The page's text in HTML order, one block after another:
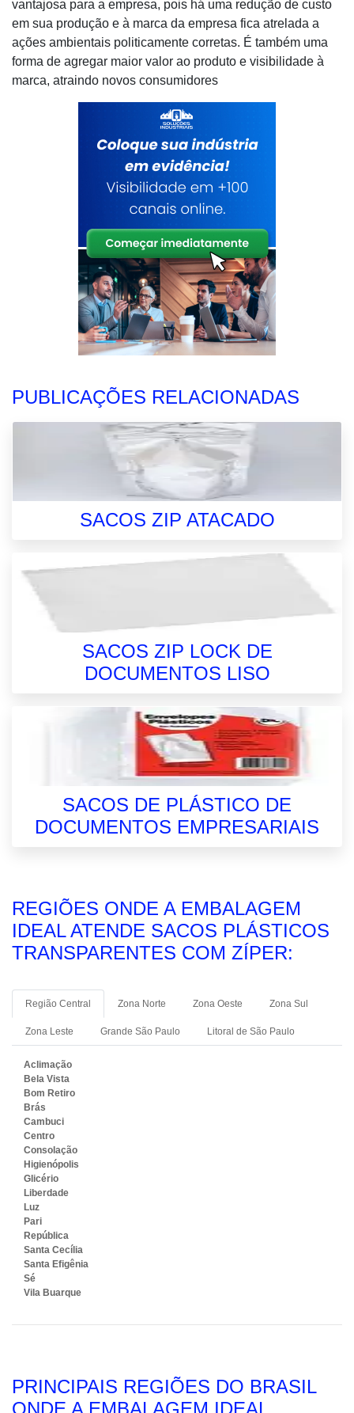
vantajosa para a empresa, pois há uma redução de custo
em sua produção e à marca da empresa fica atrelada a
ações ambientais politicamente corretas. É também uma
forma de agregar maior valor ao produto e visibilidade à
marca, atraindo novos consumidores
PUBLICAÇÕES RELACIONADAS
SACOS ZIP ATACADO
SACOS ZIP LOCK DE
DOCUMENTOS LISO
SACOS DE PLÁSTICO DE
DOCUMENTOS EMPRESARIAIS
REGIÕES ONDE A EMBALAGEM
IDEAL ATENDE SACOS PLÁSTICOS
TRANSPARENTES COM ZÍPER:
Região Central Zona Norte Zona Oeste Zona Sul
Zona Leste Grande São Paulo Litoral de São Paulo
Aclimação
Bela Vista
Bom Retiro
Brás
Cambuci
Centro
Consolação
Higienópolis
Glicério
Liberdade
Luz
Pari
República
Santa Cecília
Santa Efigênia
Sé
Vila Buarque
PRINCIPAIS REGIÕES DO BRASIL
ONDE A EMBALAGEM IDEAL